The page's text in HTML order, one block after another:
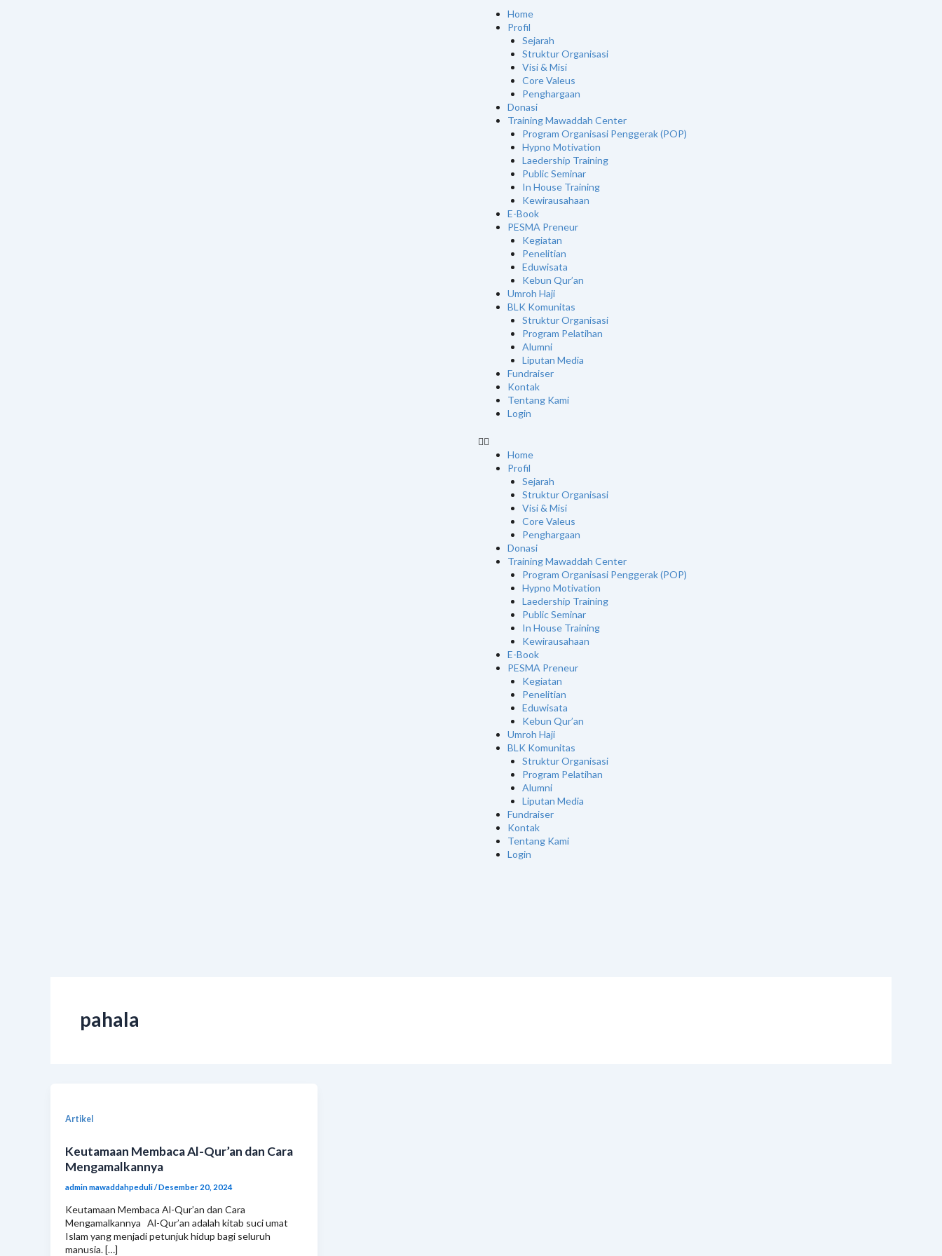
Home
Profil
Sejarah
Struktur Organisasi
Visi & Misi
Core Valeus
Penghargaan
Donasi
Training Mawaddah Center
Program Organisasi Penggerak (POP)
Hypno Motivation
Laedership Training
Public Seminar
In House Training
Kewirausahaan
E-Book
PESMA Preneur
Kegiatan
Penelitian
Eduwisata
Kebun Qur’an
Umroh Haji
BLK Komunitas
Struktur Organisasi
Program Pelatihan
Alumni
Liputan Media
Fundraiser
Kontak
Tentang Kami
Login
Menu
Home
Profil
Sejarah
Struktur Organisasi
Visi & Misi
Core Valeus
Penghargaan
Donasi
Training Mawaddah Center
Program Organisasi Penggerak (POP)
Hypno Motivation
Laedership Training
Public Seminar
In House Training
Kewirausahaan
E-Book
PESMA Preneur
Kegiatan
Penelitian
Eduwisata
Kebun Qur’an
Umroh Haji
BLK Komunitas
Struktur Organisasi
Program Pelatihan
Alumni
Liputan Media
Fundraiser
Kontak
Tentang Kami
Login
pahala
Artikel
Keutamaan Membaca Al-Qur’an dan Cara
Mengamalkannya
admin mawaddahpeduli/Desember 20, 2024
Keutamaan Membaca Al-Qur’an dan Cara
Mengamalkannya Al-Qur’an adalah kitab suci umat
Islam yang menjadi petunjuk hidup bagi seluruh
manusia. […]